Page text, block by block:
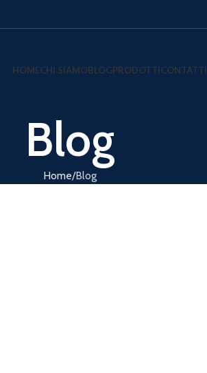
HOMECHI SIAMOBLOGPRODOTTICONTATTI
Blog
Home Blog